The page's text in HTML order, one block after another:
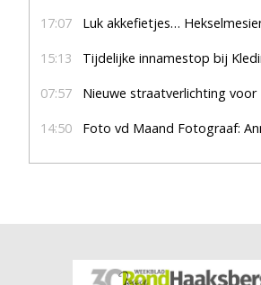
17:07 Luk akkefietjes…
15:13 Tijdelijke innamestop bij
07:57 Nieuwe straatverlichting voor De
14:50 Foto vd Maand Fotograaf: